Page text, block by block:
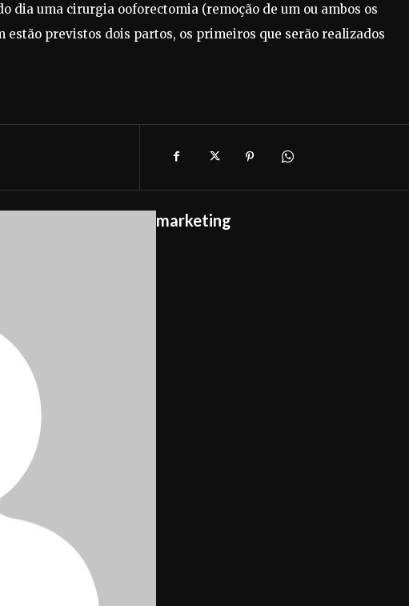
dia uma cirurgia ooforectomia (remoção de um ou ambos os
estão previstos dois partos, os primeiros que serão realizados
marketing